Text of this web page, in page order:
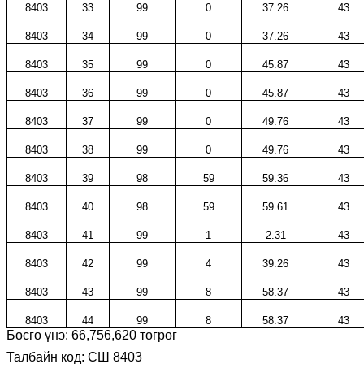
8403 33 99 0 37.26 43
8403 34 99 0 37.26 43
8403 35 99 0 45.87 43
8403 36 99 0 45.87 43
8403 37 99 0 49.76 43
8403 38 99 0 49.76 43
8403 39 98 59 59.36 43
8403 40 98 59 59.61 43
8403 41 99 1 2.31 43
8403 42 99 4 39.26 43
8403 43 99 8 58.37 43
8403 44 99 8 58.37 43
Босго үнэ: 66,756,620 төгрөг
Талбайн код: СШ 8403